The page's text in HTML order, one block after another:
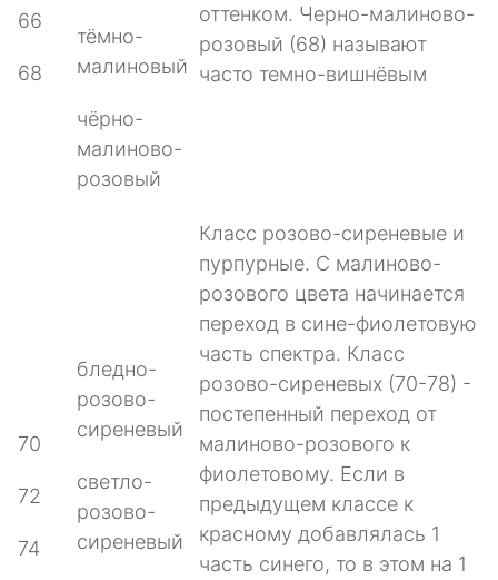
66
68
тёмно-
малиновый
чёрно-
малиново-
розовый
оттенком. Черно-малиново-
розовый (68) называют
часто темно-вишнёвым
70
72
74
бледно-
розово-
сиреневый
светло-
розово-
сиреневый
Класс розово-сиреневые и
пурпурные. С малиново-
розового цвета начинается
переход в сине-фиолетовую
часть спектра. Класс
розово-сиреневых (70-78) -
постепенный переход от
малиново-розового к
фиолетовому. Если в
предыдущем классе к
красному добавлялась 1
часть синего, то в этом на 1